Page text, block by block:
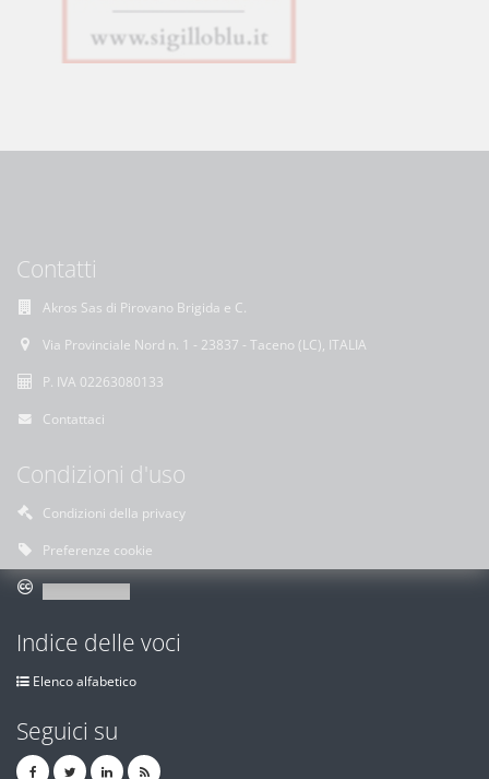
Contatti
Akros Sas di Pirovano Brigida e C.
Via Provinciale Nord n. 1 - 23837 - Taceno (LC), ITALIA
P. IVA 02263080133
Contattaci
Condizioni d'uso
Condizioni della privacy
Preferenze cookie
Indice delle voci
Elenco alfabetico
Seguici su